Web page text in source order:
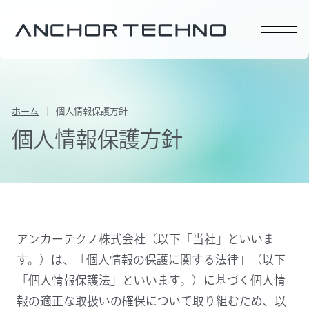
ホーム 個人情報保護方針
個人情報保護方針
アンカーテクノ株式会社（以下「当社」といいま
す。）は、「個人情報の保護に関する法律」（以下
「個人情報保護法」といいます。）に基づく個人情
報の適正な取扱いの確保について取り組むため、以